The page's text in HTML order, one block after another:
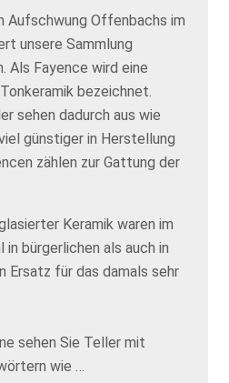
Aufschwung Offenbachs im
unsere Sammlung
Als Fayence wird eine
bezeichnet.
sehen dadurch aus wie
günstiger in Herstellung
zählen zur Gattung der
Keramik waren im
bürgerlichen als auch in
Ersatz für das damals sehr
sehen Sie Teller mit
wie …